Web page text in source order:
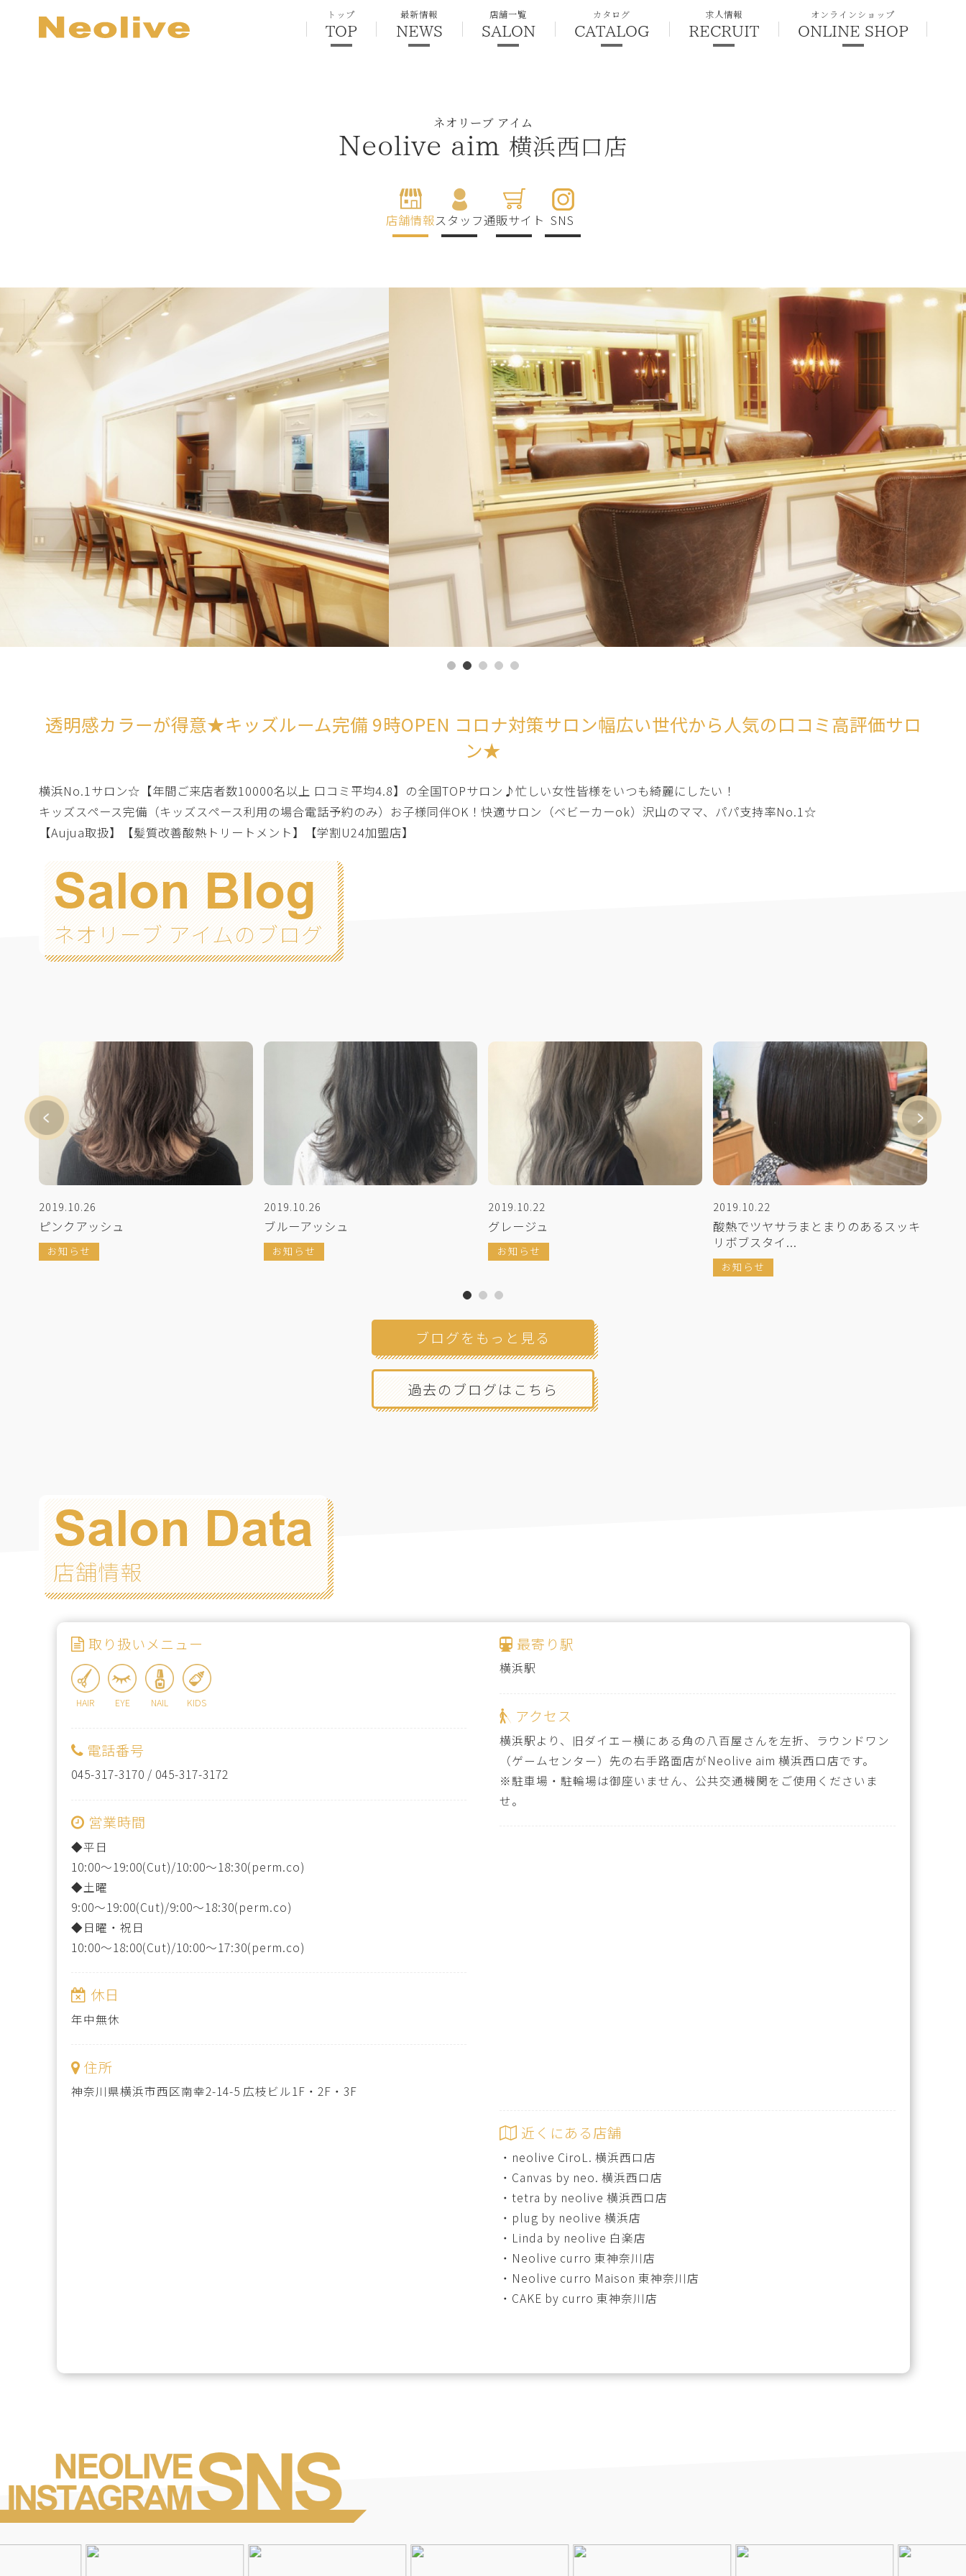
トップ
TOP
最新情報
NEWS
店舗一覧
SALON
カタログ
CATALOG
求人情報
RECRUIT
オンラインショップ
ONLINE SHOP
ネオリーブ アイム
Neolive aim 横浜西口店
店舗情報スタッフ通販サイト SNS
透明感カラーが得意★キッズルーム完備 9時OPEN コロナ対策サロン幅広い世代から人気の口コミ高評価サロ
ン★
横浜No.1サロン☆【年間ご来店者数10000名以上 口コミ平均4.8】の全国TOPサロン♪忙しい女性皆様をいつも綺麗にしたい！
キッズスペース完備（キッズスペース利用の場合電話予約のみ）お子様同伴OK！快適サロン（ベビーカーok）沢山のママ、パパ支持率No.1☆
【Aujua取扱】【髪質改善酸熱トリートメント】【学割U24加盟店】
Salon Blog
ネオリーブ アイムのブログ
2019.10.26
ピンクアッシュ
お知らせ
2019.10.26
ブルーアッシュ
お知らせ
2019.10.22
グレージュ
お知らせ
2019.10.22
酸熱でツヤサラまとまりのあるスッキ
リボブスタイ...
お知らせ
ブログをもっと見る
過去のブログはこちら
Salon Data
店舗情報
取り扱いメニュー
HAIR EYE NAIL KIDS
電話番号
045-317-3170 / 045-317-3172
営業時間
◆平日
10:00〜19:00(Cut)/10:00～18:30(perm.co)
◆土曜
9:00～19:00(Cut)/9:00～18:30(perm.co)
◆日曜・祝日
10:00～18:00(Cut)/10:00～17:30(perm.co)
休日
年中無休
住所
神奈川県横浜市西区南幸2-14-5 広枝ビル1F・2F・3F
最寄り駅
横浜駅
アクセス
横浜駅より、旧ダイエー横にある角の八百屋さんを左折、ラウンドワン
（ゲームセンター）先の右手路面店がNeolive aim 横浜西口店です。
※駐車場・駐輪場は御座いません、公共交通機関をご使用くださいま
せ。
近くにある店舗
・ neolive CiroL. 横浜西口店
・ Canvas by neo. 横浜西口店
・ tetra by neolive 横浜西口店
・ plug by neolive 横浜店
・ Linda by neolive 白楽店
・ Neolive curro 東神奈川店
・ Neolive curro Maison 東神奈川店
・ CAKE by curro 東神奈川店